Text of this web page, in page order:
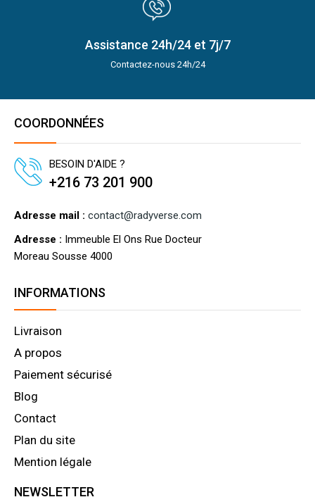
Assistance 24h/24 et 7j/7
Contactez-nous 24h/24
COORDONNÉES
BESOIN D'AIDE ?
+216 73 201 900
Adresse mail : contact@radyverse.com
Adresse : Immeuble El Ons Rue Docteur
Moreau Sousse 4000
INFORMATIONS
Livraison
A propos
Paiement sécurisé
Blog
Contact
Plan du site
Mention légale
NEWSLETTER